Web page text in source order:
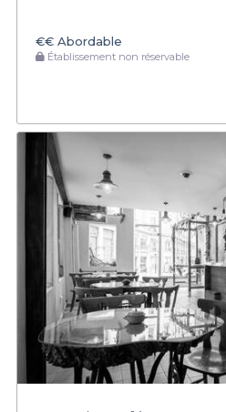
€€ Abordable
Établissement non réservable